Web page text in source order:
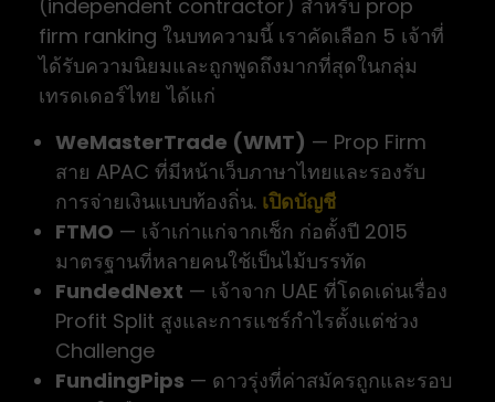
(independent contractor) สำหรับ prop
firm ranking ในบทความนี้ เราคัดเลือก 5 เจ้าที่
ได้รับความนิยมและถูกพูดถึงมากที่สุดในกลุ่ม
เทรดเดอร์ไทย ได้แก่
WeMasterTrade (WMT) — Prop Firm
สาย APAC ที่มีหน้าเว็บภาษาไทยและรองรับ
การจ่ายเงินแบบท้องถิ่น. เปิดบัญชี
FTMO — เจ้าเก่าแก่จากเช็ก ก่อตั้งปี 2015
มาตรฐานที่หลายคนใช้เป็นไม้บรรทัด
FundedNext — เจ้าจาก UAE ที่โดดเด่นเรื่อง
Profit Split สูงและการแชร์กำไรตั้งแต่ช่วง
Challenge
FundingPips — ดาวรุ่งที่ค่าสมัครถูกและรอบ